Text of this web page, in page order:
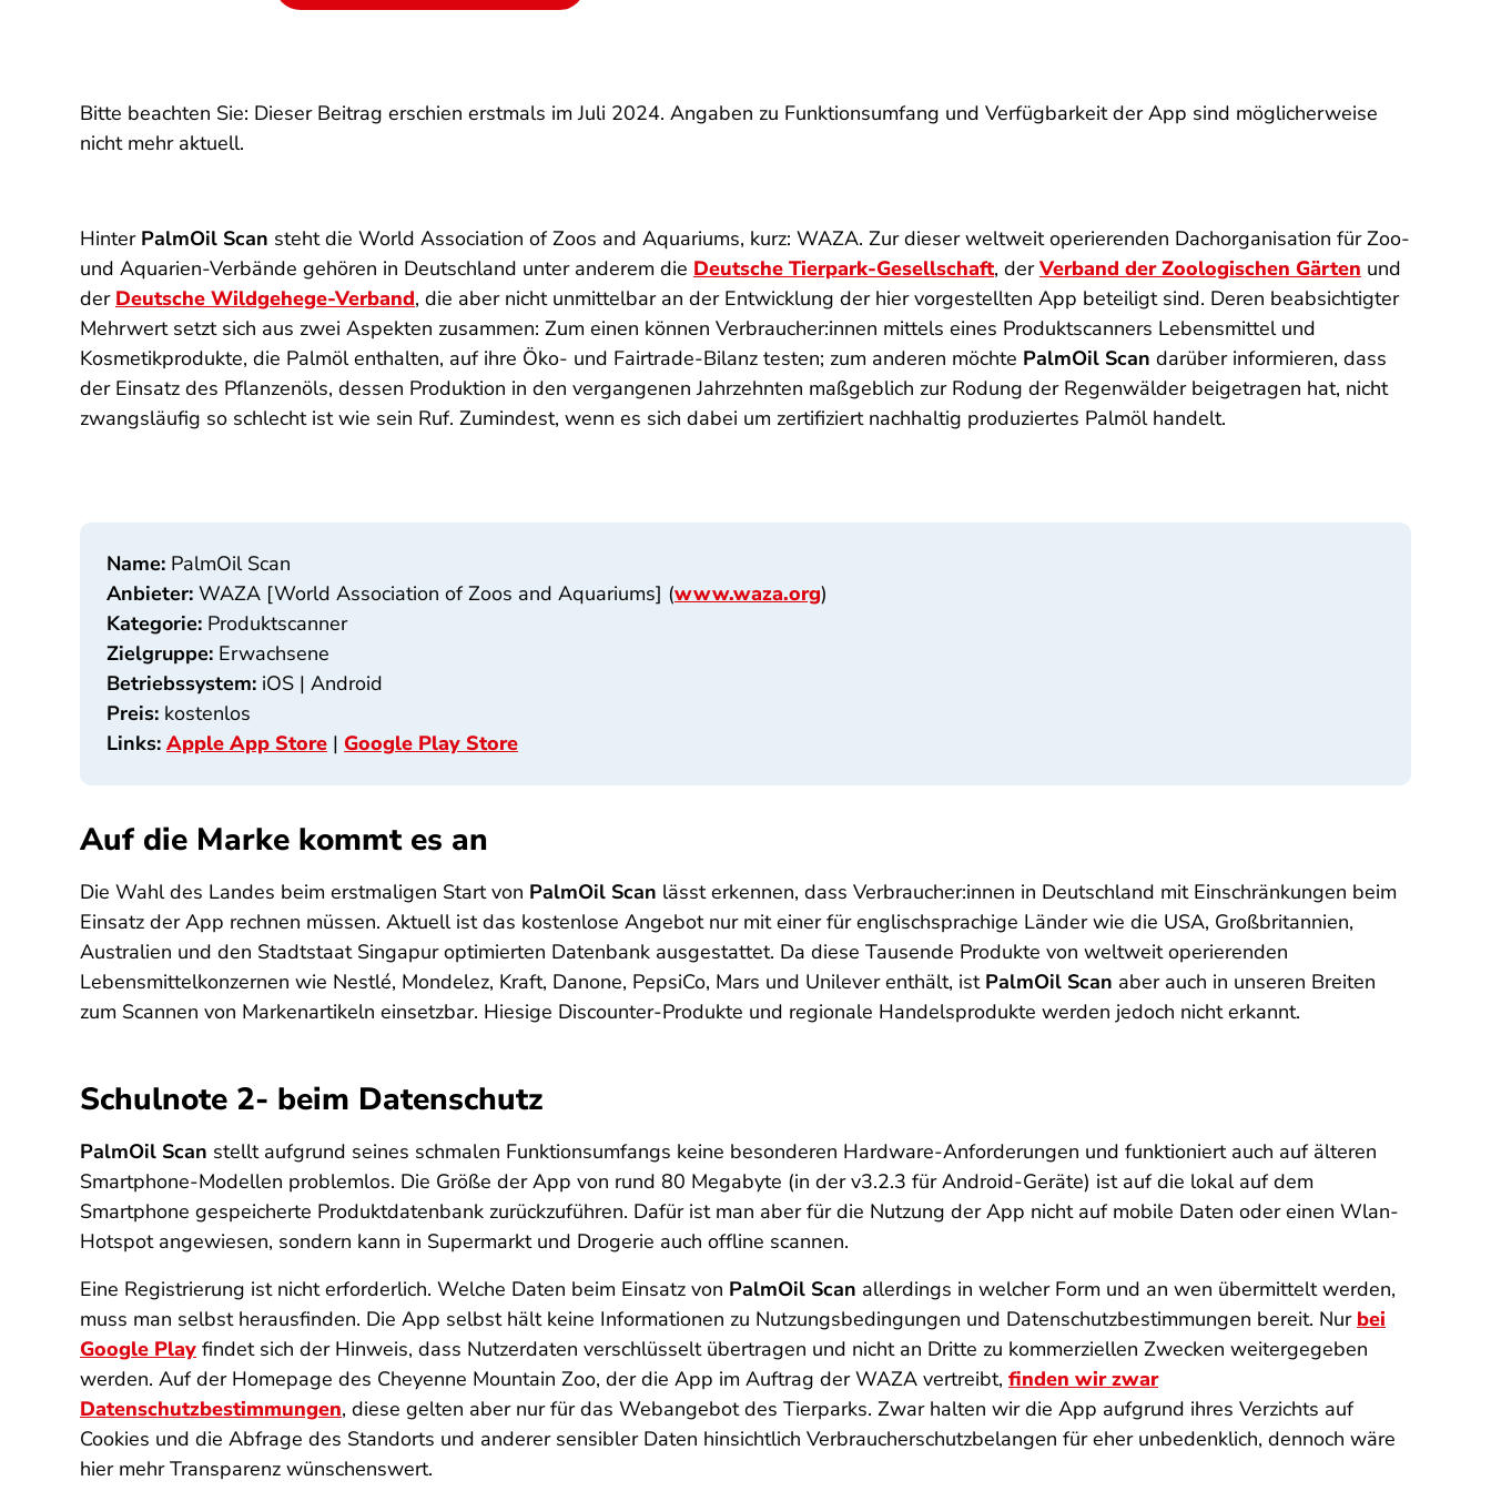
Bitte beachten Sie: Dieser Beitrag erschien erstmals im Juli 2024. Angaben zu Funktionsumfang und Verfügbarkeit der App sind möglicherweise
nicht mehr aktuell.
Hinter PalmOil Scan steht die World Association of Zoos and Aquariums, kurz: WAZA. Zur dieser weltweit operierenden Dachorganisation für Zoo-
und Aquarien-Verbände gehören in Deutschland unter anderem die Deutsche Tierpark-Gesellschaft, derVerband der Zoologischen Gärten und
der Deutsche Wildgehege-Verband, die aber nicht unmittelbar an der Entwicklung der hier vorgestellten App beteiligt sind. Deren beabsichtigter
Mehrwert setzt sich aus zwei Aspekten zusammen: Zum einen können Verbraucher:innen mittels eines Produktscanners Lebensmittel und
Kosmetikprodukte, die Palmöl enthalten, auf ihre Öko- und Fairtrade-Bilanz testen; zum anderen möchte PalmOil Scan darüber informieren, dass
der Einsatz des Pflanzenöls, dessen Produktion in den vergangenen Jahrzehnten maßgeblich zur Rodung der Regenwälder beigetragen hat, nicht
zwangsläufig so schlecht ist wie sein Ruf. Zumindest, wenn es sich dabei um zertifiziert nachhaltig produziertes Palmöl handelt.
Name: PalmOil Scan
Anbieter: WAZA [World Association of Zoos and Aquariums] (www.waza.org)
Kategorie: Produktscanner
Zielgruppe: Erwachsene
Betriebssystem: iOS | Android
Preis: kostenlos
Links: Apple App Store | Google Play Store
Auf die Marke kommt es an
Die Wahl des Landes beim erstmaligen Start von PalmOil Scan lässt erkennen, dass Verbraucher:innen in Deutschland mit Einschränkungen beim
Einsatz der App rechnen müssen. Aktuell ist das kostenlose Angebot nur mit einer für englischsprachige Länder wie die USA, Großbritannien,
Australien und den Stadtstaat Singapur optimierten Datenbank ausgestattet. Da diese Tausende Produkte von weltweit operierenden
Lebensmittelkonzernen wie Nestlé, Mondelez, Kraft, Danone, PepsiCo, Mars und Unilever enthält, ist PalmOil Scan aber auch in unseren Breiten
zum Scannen von Markenartikeln einsetzbar. Hiesige Discounter-Produkte und regionale Handelsprodukte werden jedoch nicht erkannt.
Schulnote 2- beim Datenschutz
PalmOil Scan stellt aufgrund seines schmalen Funktionsumfangs keine besonderen Hardware-Anforderungen und funktioniert auch auf älteren
Smartphone-Modellen problemlos. Die Größe der App von rund 80 Megabyte (in der v3.2.3 für Android-Geräte) ist auf die lokal auf dem
Smartphone gespeicherte Produktdatenbank zurückzuführen. Dafür ist man aber für die Nutzung der App nicht auf mobile Daten oder einen Wlan-
Hotspot angewiesen, sondern kann in Supermarkt und Drogerie auch offline scannen.
Eine Registrierung ist nicht erforderlich. Welche Daten beim Einsatz von PalmOil Scan allerdings in welcher Form und an wen übermittelt werden,
muss man selbst herausfinden. Die App selbst hält keine Informationen zu Nutzungsbedingungen und Datenschutzbestimmungen bereit. Nur bei
Google Play findet sich der Hinweis, dass Nutzerdaten verschlüsselt übertragen und nicht an Dritte zu kommerziellen Zwecken weitergegeben
werden. Auf der Homepage des Cheyenne Mountain Zoo, der die App im Auftrag der WAZA vertreibt, finden wir zwar
Datenschutzbestimmungen, diese gelten aber nur für das Webangebot des Tierparks. Zwar halten wir die App aufgrund ihres Verzichts auf
Cookies und die Abfrage des Standorts und anderer sensibler Daten hinsichtlich Verbraucherschutzbelangen für eher unbedenklich, dennoch wäre
hier mehr Transparenz wünschenswert.